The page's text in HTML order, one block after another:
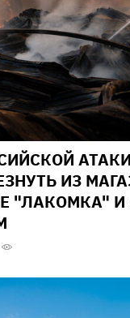
ИЗ
"ЛАКОМКА" И